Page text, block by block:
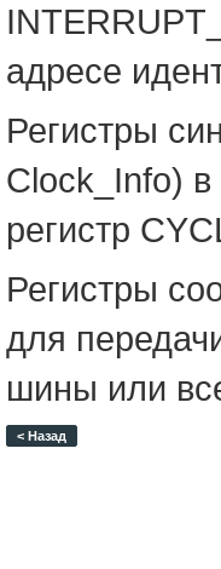
адресе
Регистры
Clock_Info)
регистр
Регистры
для
шины или
< Назад